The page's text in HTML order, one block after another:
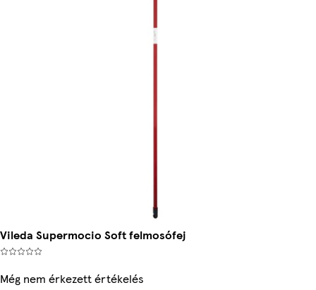
Vileda Supermocio Soft felmosófej
Még nem érkezett értékelés